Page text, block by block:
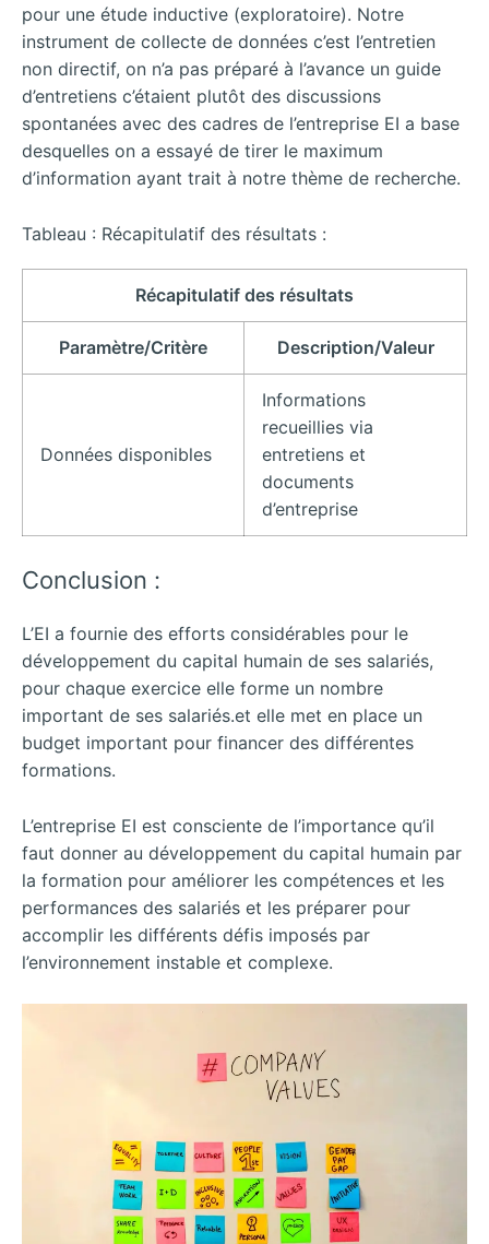
pour une étude inductive (exploratoire). Notre
instrument de collecte de données c’est l’entretien
non directif, on n’a pas préparé à l’avance un guide
d’entretiens c’étaient plutôt des discussions
spontanées avec des cadres de l’entreprise EI a base
desquelles on a essayé de tirer le maximum
d’information ayant trait à notre thème de recherche.
Tableau : Récapitulatif des résultats :
Récapitulatif des résultats
Paramètre/Critère Description/Valeur
Données disponibles
Informations
recueillies via
entretiens et
documents
d’entreprise
Conclusion :
L’EI a fournie des efforts considérables pour le
développement du capital humain de ses salariés,
pour chaque exercice elle forme un nombre
important de ses salariés.et elle met en place un
budget important pour financer des différentes
formations.
L’entreprise EI est consciente de l’importance qu’il
faut donner au développement du capital humain par
la formation pour améliorer les compétences et les
performances des salariés et les préparer pour
accomplir les différents défis imposés par
l’environnement instable et complexe.